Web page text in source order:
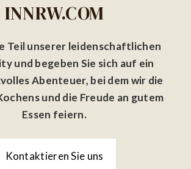
INNRW.COM
Teil unserer leidenschaftlichen
und begeben Sie sich auf ein
Abenteuer, bei dem wir die
und die Freude an gutem
Essen feiern.
Kontaktieren Sie uns